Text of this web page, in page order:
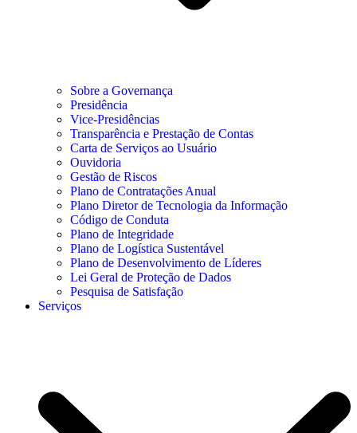
Sobre a Governança
Presidência
Vice-Presidências
Transparência e Prestação de Contas
Carta de Serviços ao Usuário
Ouvidoria
Gestão de Riscos
Plano de Contratações Anual
Plano Diretor de Tecnologia da Informação
Código de Conduta
Plano de Integridade
Plano de Logística Sustentável
Plano de Desenvolvimento de Líderes
Lei Geral de Proteção de Dados
Pesquisa de Satisfação
Serviços